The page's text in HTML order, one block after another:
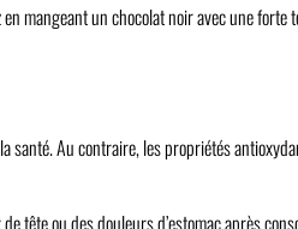
mangeant un chocolat noir avec une
Au contraire, les propriétés
tête ou des douleurs d’estomac après